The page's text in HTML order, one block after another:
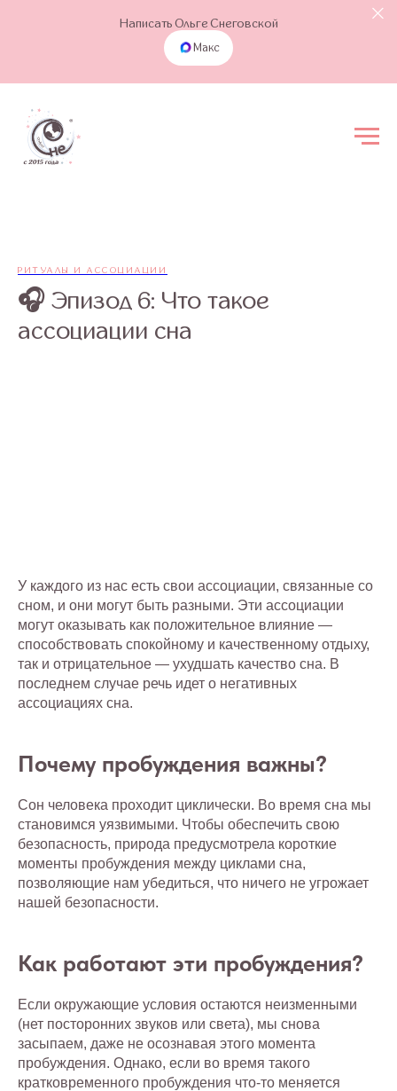
Написать Ольге Снеговской
Макс
РИТУАЛЫ И АССОЦИАЦИИ
🎧 Эпизод 6: Что такое
ассоциации сна
У каждого из нас есть свои ассоциации, связанные со
сном, и они могут быть разными. Эти ассоциации
могут оказывать как положительное влияние —
способствовать спокойному и качественному отдыху,
так и отрицательное — ухудшать качество сна. В
последнем случае речь идет о негативных
ассоциациях сна.
Почему пробуждения важны?
Сон человека проходит циклически. Во время сна мы
становимся уязвимыми. Чтобы обеспечить свою
безопасность, природа предусмотрела короткие
моменты пробуждения между циклами сна,
позволяющие нам убедиться, что ничего не угрожает
нашей безопасности.
Как работают эти пробуждения?
Если окружающие условия остаются неизменными
(нет посторонних звуков или света), мы снова
засыпаем, даже не осознавая этого момента
пробуждения. Однако, если во время такого
кратковременного пробуждения что-то меняется